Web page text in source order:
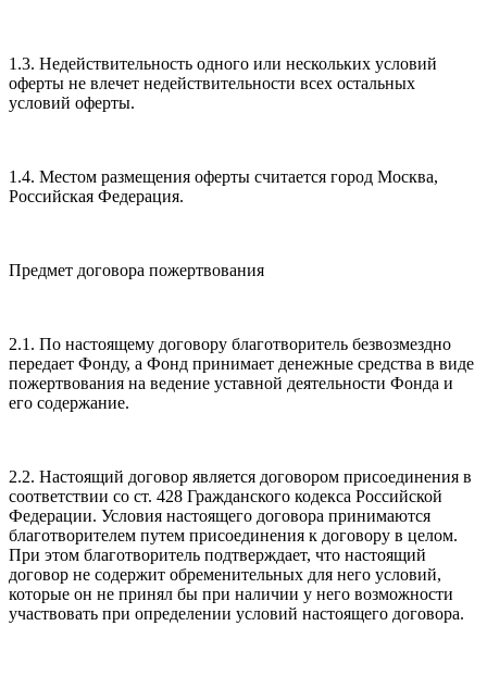
1.3. Недействительность одного или нескольких условий
оферты не влечет недействительности всех остальных
условий оферты.
1.4. Местом размещения оферты считается город Москва,
Российская Федерация.
Предмет договора пожертвования
2.1. По настоящему договору благотворитель безвозмездно
передает Фонду, а Фонд принимает денежные средства в виде
пожертвования на ведение уставной деятельности Фонда и
его содержание.
2.2. Настоящий договор является договором присоединения в
соответствии со ст. 428 Гражданского кодекса Российской
Федерации. Условия настоящего договора принимаются
благотворителем путем присоединения к договору в целом.
При этом благотворитель подтверждает, что настоящий
договор не содержит обременительных для него условий,
которые он не принял бы при наличии у него возможности
участвовать при определении условий настоящего договора.